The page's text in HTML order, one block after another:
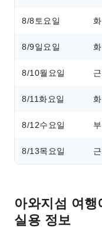
8/8 토요일
8/9일요일
8/10월요일
8/11 화요일
8/12수요일
8/13목요일
아와지섬 여
실용 정보